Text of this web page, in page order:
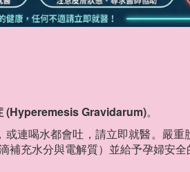
(Hyperemesis Gravidarum)。
或連喝水都會吐，請立即就醫。嚴
充水分與電解質）並給予孕婦安全